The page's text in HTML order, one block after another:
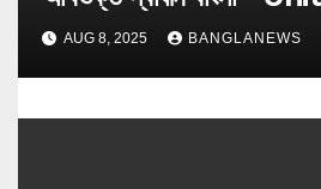
AUG 8, 2025 BANGLANEWS